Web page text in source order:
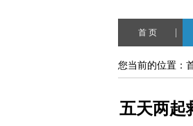
首 页
您当前的位置：
五天两起